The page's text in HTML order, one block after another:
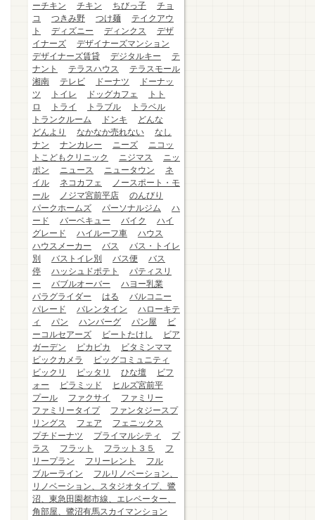
ーチキン
チキン ちびっ子
チョ
コ
つきみ野 つけ麺
テイクアウ
ト
ディズニー ディンクス
デザ
イナーズ
デザイナーズマンション
デザイナーズ賃貸
デジタルキー
テ
ナント
テラスハウス
テラスモール
湘南
テレビ ドーナツ
ドーナッ
ツ
トイレ ドッグカフェ
トト
ロ
トライ トラブル
トラベル
トランクルーム
ドンキ
どんな
どんより
なかなか売れない
なし
ナン
ナンカレー ニーズ
ニコッ
トこどもクリニック
ニジマス
ニッ
ポン
ニュース ニュータウン
ネ
イル
ネコカフェ
ノースポート・モ
ール
ノジマ宮前平店
のんびり
パークホームズ
パーソナルジム
ハ
ード
バーベキュー バイク
ハイ
グレード
ハイルーフ車
ハウス
ハウスメーカー
バス
バス・トイレ
別
バストイレ別 バス便
バス
停
ハッシュドポテト
パティスリ
ー
バブルオーバー
ハヨー乳業
パラグライダー
はる
バルコニー
パレード
バレンタイン
ハローキテ
ィ
パン ハンバーグ パン屋
ビ
ーコルセアーズ
ビートたけし
ビア
ガーデン
ピカピカ
ビタミンママ
ビックカメラ
ビッグコミュニティ
ビックリ
ピッタリ ひな壇
ビフ
ォー
ピラミッド
ヒルズ宮前平
プール
ファクサイ
ファミリー
ファミリータイプ
ファンタジースプ
リングス
フェア
フェニックス
プチドーナツ
プライマルシティ
プ
ラス
フラット フラット３５
フ
リープラン
フリーレント
フル
ブルーライン
フルリノベーション、
リノベーション、スタジオタイプ、鷺
沼、東急田園都市線、エレベーター、
角部屋、鷺沼有馬スカイマンション